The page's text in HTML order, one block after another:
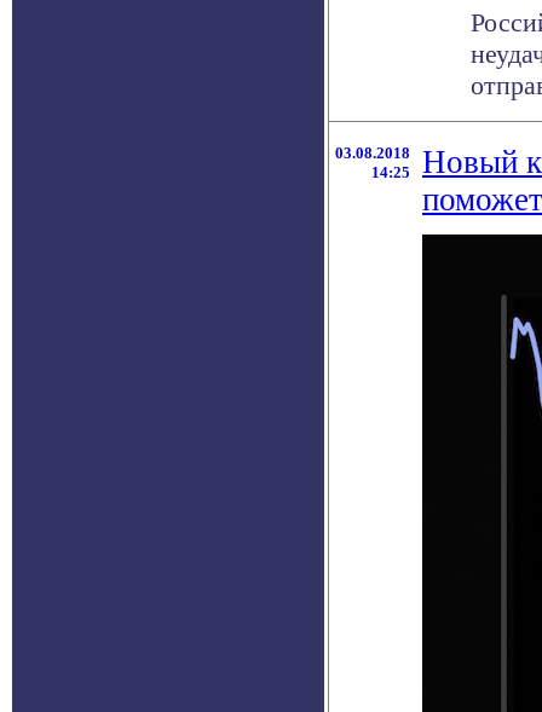
03.08.2018
14:25
Новый